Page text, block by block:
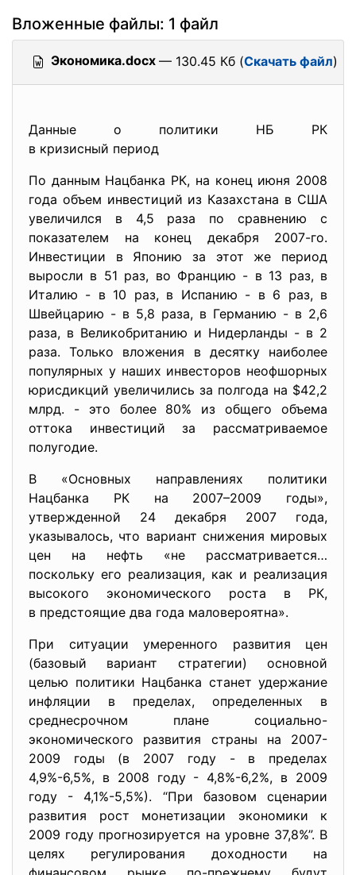
Вложенные файлы: 1 файл
Экономика.docx — 130.45 Кб (Скачать файл)
Данные о политики НБ РК
в кризисный период
По данным Нацбанка РК, на конец июня 2008
года объем инвестиций из Казахстана в США
увеличился в 4,5 раза по сравнению с
показателем на конец декабря 2007-го.
Инвестиции в Японию за этот же период
выросли в 51 раз, во Францию - в 13 раз, в
Италию - в 10 раз, в Испанию - в 6 раз, в
Швейцарию - в 5,8 раза, в Германию - в 2,6
раза, в Великобританию и Нидерланды - в 2
раза. Только вложения в десятку наиболее
популярных у наших инвесторов неофшорных
юрисдикций увеличились за полгода на $42,2
млрд. - это более 80% из общего объема
оттока инвестиций за рассматриваемое
полугодие.
В «Основных направлениях политики
Нацбанка РК на 2007–2009 годы»,
утвержденной 24 декабря 2007 года,
указывалось, что вариант снижения мировых
цен на нефть «не рассматривается…
поскольку его реализация, как и реализация
высокого экономического роста в РК,
в предстоящие два года маловероятна».
При ситуации умеренного развития цен
(базовый вариант стратегии) основной
целью политики Нацбанка станет удержание
инфляции в пределах, определенных в
среднесрочном плане социально-
экономического развития страны на 2007-
2009 годы (в 2007 году - в пределах
4,9%-6,5%, в 2008 году - 4,8%-6,2%, в 2009
году - 4,1%-5,5%). “При базовом сценарии
развития рост монетизации экономики к
2009 году прогнозируется на уровне 37,8%”. В
целях регулирования доходности на